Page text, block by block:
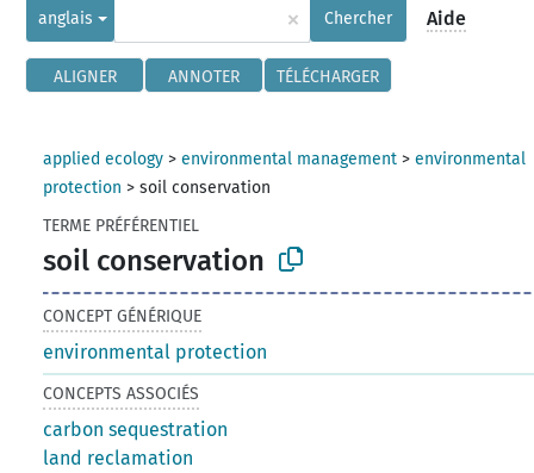
anglais × Chercher Aide
ALIGNER ANNOTER TÉLÉCHARGER
applied ecology >environmental management >environmental
protection >soil conservation
TERME PRÉFÉRENTIEL
soil conservation
CONCEPT GÉNÉRIQUE
environmental protection
CONCEPTS ASSOCIÉS
carbon sequestration
land reclamation